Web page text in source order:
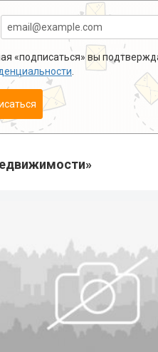
«подписаться» вы